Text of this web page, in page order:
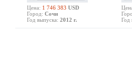
Цена: 1 746 383 USD
Город: Сочи
Год выпуска: 2012 г.
Год